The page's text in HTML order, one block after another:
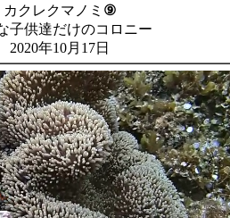
カクレクマノミ ⑨
子供達だけのコロニー
2020年10月17日